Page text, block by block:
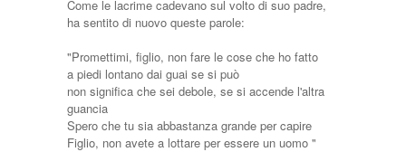
Come le lacrime cadevano sul volto di suo padre,
ha sentito di nuovo queste parole:
"Promettimi, figlio, non fare le cose che ho fatto
a piedi lontano dai guai se si può
non significa che sei debole, se si accende l'altra
guancia
Spero che tu sia abbastanza grande per capire
Figlio, non avete a lottare per essere un uomo "